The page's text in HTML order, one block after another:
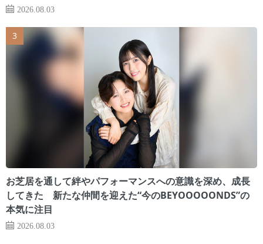
2026.08.03
お芝居を通して絆やパフォーマンスへの意識を深め、成長
してきた 新たな仲間を迎えた“今のBEYOOOOONDS”の
本気に注目
2026.08.03